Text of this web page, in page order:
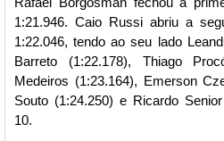
1:21.946. Caio Russi abriu a
1:22.046, tendo ao seu lado
Barreto (1:22.178), Thiago
Medeiros (1:23.164), Emerson
Souto (1:24.250) e Ricardo
10.